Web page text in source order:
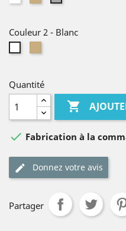
Couleur 2 - Blanc
Quantité

 Fabrication à la
Donnez votre avis
Partager